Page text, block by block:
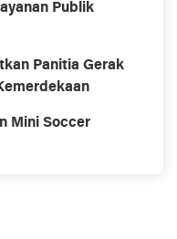
Publik
Panitia Gerak
Mini Soccer